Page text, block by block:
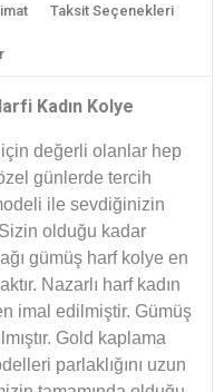
Taksit Seçenekleri
Kadın Kolye
değerli olanlar hep
günlerde tercih
ile sevdiğinizin
olduğu kadar
gümüş harf kolye en
Nazarlı harf kadın
imal edilmiştir. Gümüş
Gold kaplama
parlaklığını uzun